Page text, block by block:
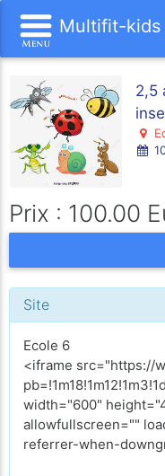
Multifit-kids
2,5
Prix : 100.00
Site
Ecole 6
<iframe src="https://
width="600"
allowfullscreen=""
referrer-when-